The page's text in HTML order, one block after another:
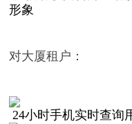
形象
对大厦租户：
24小时手机实时查询